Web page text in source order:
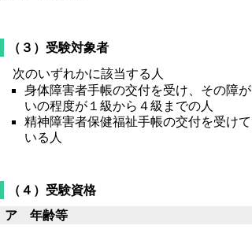
（３）受験対象者
次のいずれかに該当する人
身体障害者手帳の交付を受け、その障が
いの程度が１級から４級までの人
精神障害者保健福祉手帳の交付を受けて
いる人
（４）受験資格
ア 年齢等